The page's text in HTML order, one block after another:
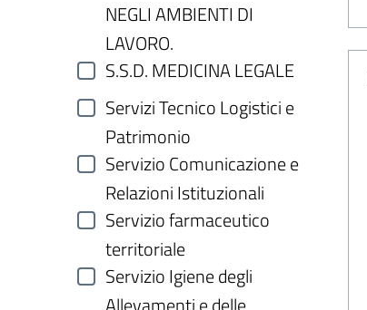
NEGLI AMBIENTI DI
LAVORO.
S.S.D. MEDICINA LEGALE
Servizi Tecnico Logistici e
Patrimonio
Servizio Comunicazione e
Relazioni Istituzionali
Servizio farmaceutico
territoriale
Servizio Igiene degli